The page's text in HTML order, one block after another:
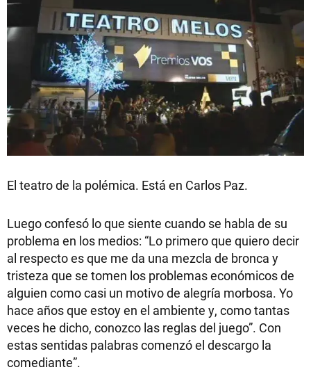
El teatro de la polémica. Está en Carlos Paz.
Luego confesó lo que siente cuando se habla de su
problema en los medios: “Lo primero que quiero decir
al respecto es que me da una mezcla de bronca y
tristeza que se tomen los problemas económicos de
alguien como casi un motivo de alegría morbosa. Yo
hace años que estoy en el ambiente y, como tantas
veces he dicho, conozco las reglas del juego”. Con
estas sentidas palabras comenzó el descargo la
comediante”.